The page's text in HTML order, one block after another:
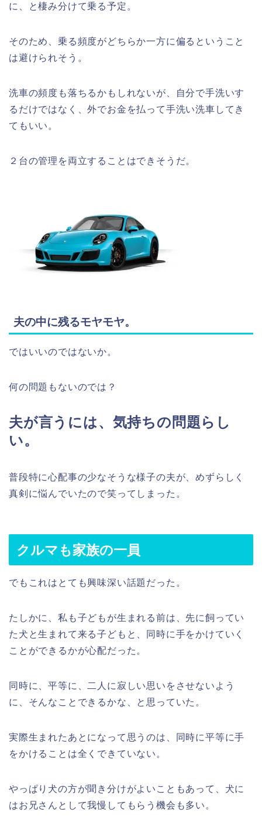
に、と棲み分けて乗る予定。
そのため、乗る頻度がどちらか一方に偏るということ
は避けられそう。
洗車の頻度も落ちるかもしれないが、自分で手洗いす
るだけではなく、外でお金を払って手洗い洗車してき
てもいい。
２台の管理を両立することはできそうだ。
夫の中に残るモヤモヤ。
ではいいのではないか。
何の問題もないのでは？
夫が言うには、気持ちの問題らし
い。
普段特に心配事の少なそうな様子の夫が、めずらしく
真剣に悩んでいたので笑ってしまった。
クルマも家族の一員
でもこれはとても興味深い話題だった。
たしかに、私も子どもが生まれる前は、先に飼ってい
た犬と生まれて来る子どもと、同時に手をかけていく
ことができるかが心配だった。
同時に、平等に、二人に寂しい思いをさせないよう
に、そんなことできるかな、と思っていた。
実際生まれたあとになって思うのは、同時に平等に手
をかけることは全くできていない。
やっぱり犬の方が聞き分けがよいこともあって、犬に
はお兄さんとして我慢してもらう機会も多い。